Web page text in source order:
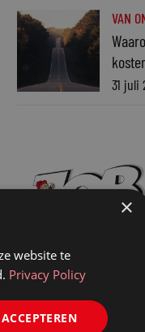
VAN
31 juli
Jurist Arbeidsrecht
×
website te
Privacy Policy